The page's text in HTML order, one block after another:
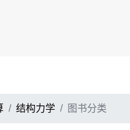
结构力学 图书分类